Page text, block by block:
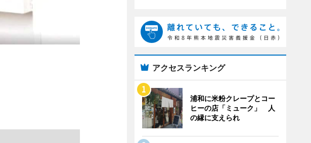
アクセスランキング
浦和に米粉クレープとコー
ヒーの店「ミューク」 人
の縁に支えられ